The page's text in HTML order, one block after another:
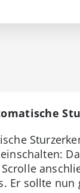
Er sollte